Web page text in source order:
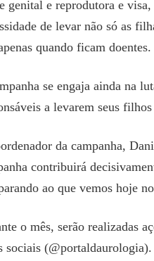
genital e reprodutora e
de levar não só as
quando ficam doentes.
se engaja ainda na
a levarem seus
da campanha,
contribuirá
ao que vemos hoje
o mês, serão realizadas
sociais